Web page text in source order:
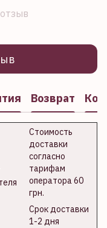
Возврат
Стоимость
доставки
согласно
тарифам
оператора 60
грн.
Срок доставки
1-2 дня